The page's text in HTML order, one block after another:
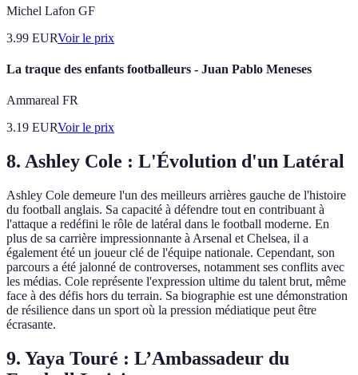
Michel Lafon GF
3.99 EURVoir le prix
La traque des enfants footballeurs - Juan Pablo Meneses
Ammareal FR
3.19 EURVoir le prix
8. Ashley Cole : L'Évolution d'un Latéral
Ashley Cole demeure l'un des meilleurs arrières gauche de l'histoire
du football anglais. Sa capacité à défendre tout en contribuant à
l'attaque a redéfini le rôle de latéral dans le football moderne. En
plus de sa carrière impressionnante à Arsenal et Chelsea, il a
également été un joueur clé de l'équipe nationale. Cependant, son
parcours a été jalonné de controverses, notamment ses conflits avec
les médias. Cole représente l'expression ultime du talent brut, même
face à des défis hors du terrain. Sa biographie est une démonstration
de résilience dans un sport où la pression médiatique peut être
écrasante.
9. Yaya Touré : L’Ambassadeur du